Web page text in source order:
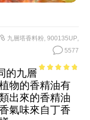
九層塔香料粉, 900135UP,
5577
5
的九層
物的香精油有
出來的香精油
氣味來自丁香